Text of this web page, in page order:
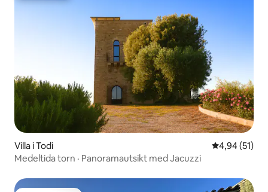
Villa i Todi 4,94 av 5 i
4,94 (51)
Medeltida torn · Panoramautsikt med Jacuzzi